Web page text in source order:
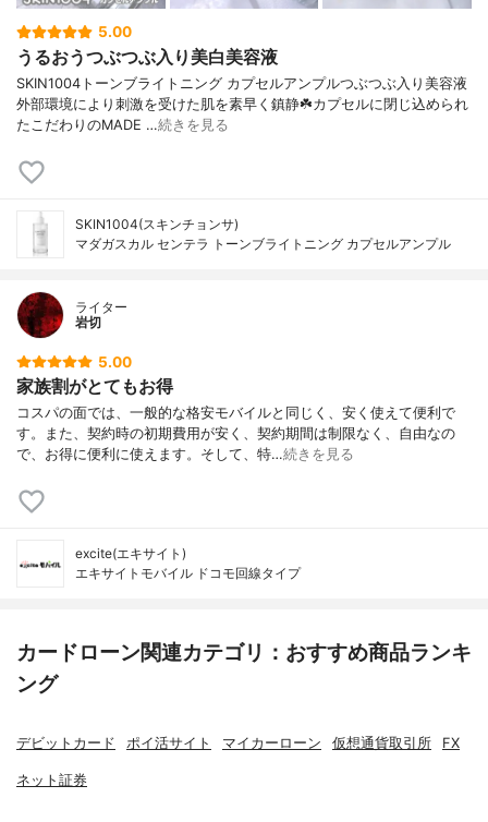
5.00
うるおうつぶつぶ入り美白美容液
SKIN1004トーンブライトニング カプセルアンプルつぶつぶ入り美容液
外部環境により刺激を受けた肌を素早く鎮静☘️カプセルに閉じ込められ
たこだわりのMADE …続きを見る
SKIN1004(スキンチョンサ)
マダガスカル センテラ トーンブライトニング カプセルアンプル
ライター
岩切
5.00
家族割がとてもお得
コスパの面では、一般的な格安モバイルと同じく、安く使えて便利で
す。また、契約時の初期費用が安く、契約期間は制限なく、自由なの
で、お得に便利に使えます。そして、特…続きを見る
excite(エキサイト)
エキサイトモバイル ドコモ回線タイプ
カードローン関連カテゴリ：おすすめ商品ランキ
ング
デビットカード ポイ活サイト マイカーローン 仮想通貨取引所 FX
ネット証券